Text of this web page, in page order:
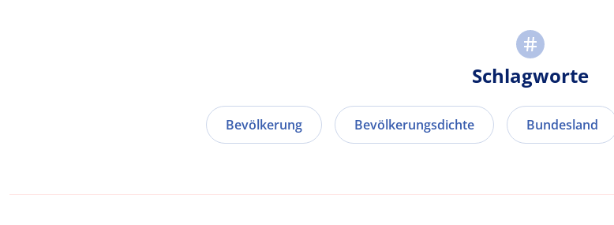
Schlagworte
Bevölkerung Bevölkerungsdichte Bundesland